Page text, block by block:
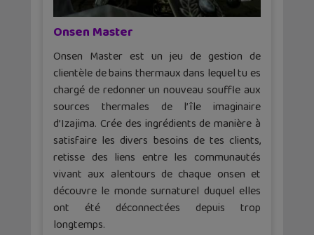
Onsen Master
Onsen Master est un jeu de gestion de
clientèle de bains thermaux dans lequel tu es
chargé de redonner un nouveau souffle aux
sources thermales de l’île imaginaire
d’Izajima. Crée des ingrédients de manière à
satisfaire les divers besoins de tes clients,
retisse des liens entre les communautés
vivant aux alentours de chaque onsen et
découvre le monde surnaturel duquel elles
ont été déconnectées depuis trop
longtemps.